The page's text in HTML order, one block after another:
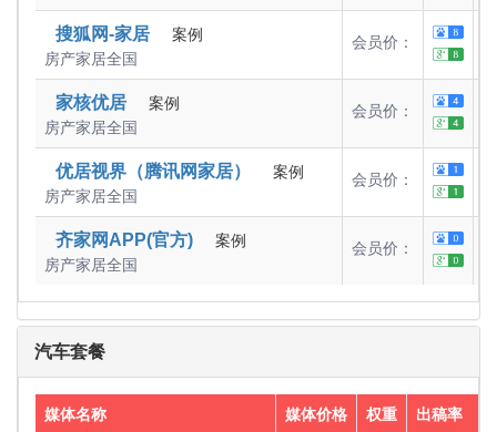
搜狐网-家居
案例
房产家居全国
会员价：
家核优居
案例
房产家居全国
会员价：
优居视界（腾讯网家居）
案例
房产家居全国
会员价：
齐家网APP(官方)
案例
房产家居全国
会员价：
汽车套餐
媒体名称 媒体价格 权重 出稿率